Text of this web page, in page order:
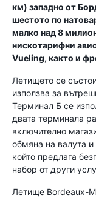
км) западно от
шестото по
малко над 8
нискотарифни
Vueling, както и
Летището се
използва за
Терминал Б се
двата терминала
включително
обмяна на валута
който предлага
набор от други
Летище Bordeaux-